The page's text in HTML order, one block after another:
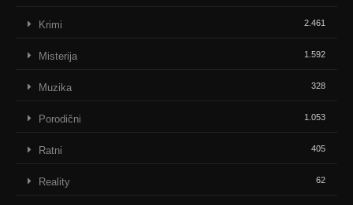
Krimi 2.461
Misterija 1.592
Muzika 328
Porodični 1.053
Ratni 405
Reality 62